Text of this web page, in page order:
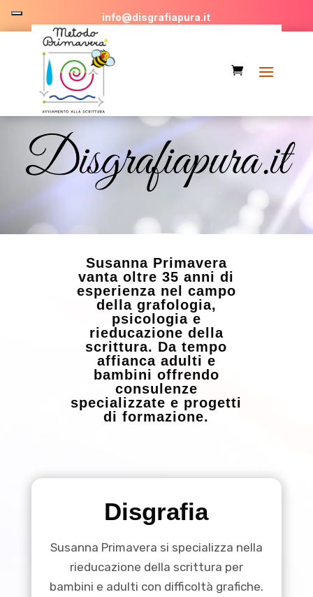
info@disgrafiapura.it
Player
Susanna Primavera
vanta oltre 35 anni di
esperienza nel campo
della grafologia,
psicologia e
rieducazione della
scrittura. Da tempo
affianca adulti e
bambini offrendo
consulenze
specializzate e progetti
di formazione.
Disgrafia
Susanna Primavera si specializza nella
rieducazione della scrittura per
bambini e adulti con difficoltà grafiche.